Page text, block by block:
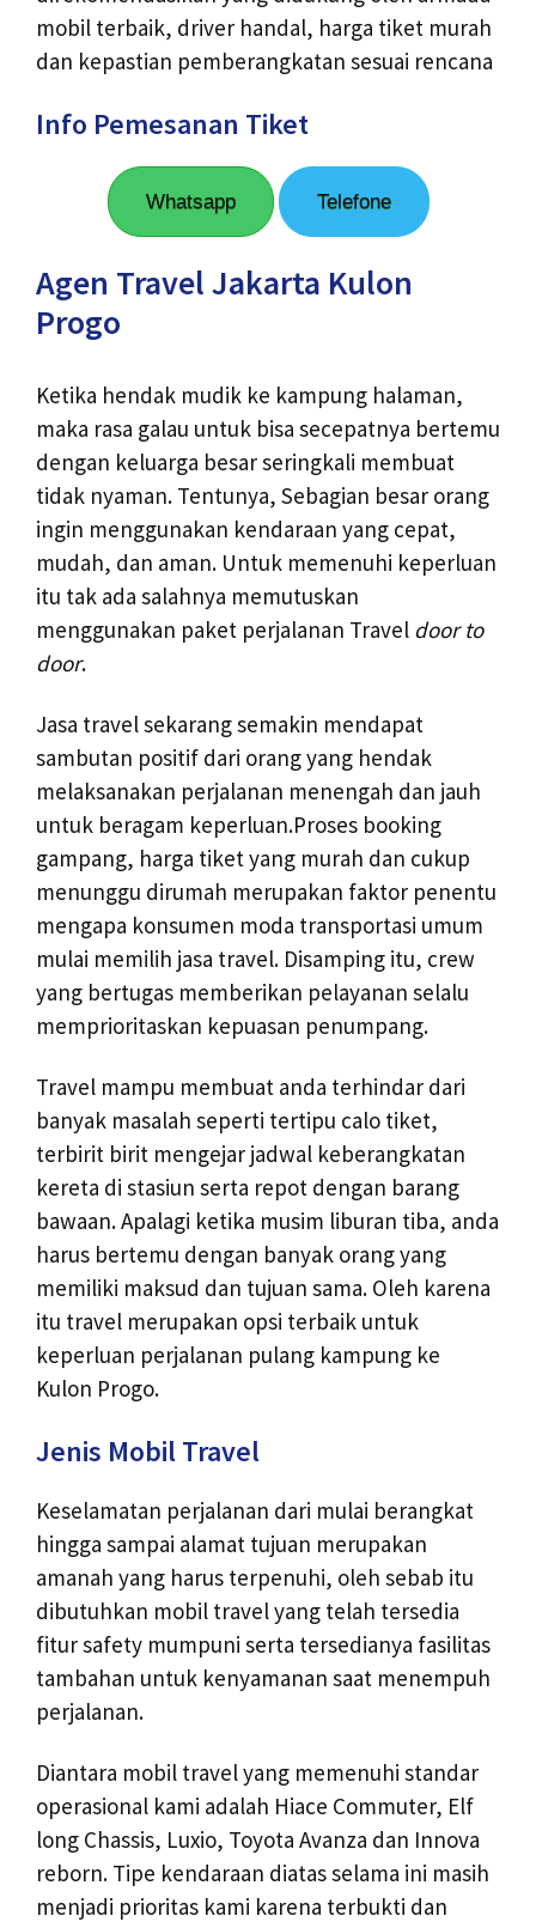
mobil terbaik, driver handal, harga tiket murah
dan kepastian pemberangkatan sesuai rencana
Info Pemesanan Tiket
Whatsapp Telefone
Agen Travel Jakarta Kulon
Progo
Ketika hendak mudik ke kampung halaman,
maka rasa galau untuk bisa secepatnya bertemu
dengan keluarga besar seringkali membuat
tidak nyaman. Tentunya, Sebagian besar orang
ingin menggunakan kendaraan yang cepat,
mudah, dan aman. Untuk memenuhi keperluan
itu tak ada salahnya memutuskan
menggunakan paket perjalanan Travel door to
door.
Jasa travel sekarang semakin mendapat
sambutan positif dari orang yang hendak
melaksanakan perjalanan menengah dan jauh
untuk beragam keperluan.Proses booking
gampang, harga tiket yang murah dan cukup
menunggu dirumah merupakan faktor penentu
mengapa konsumen moda transportasi umum
mulai memilih jasa travel. Disamping itu, crew
yang bertugas memberikan pelayanan selalu
memprioritaskan kepuasan penumpang.
Travel mampu membuat anda terhindar dari
banyak masalah seperti tertipu calo tiket,
terbirit birit mengejar jadwal keberangkatan
kereta di stasiun serta repot dengan barang
bawaan. Apalagi ketika musim liburan tiba, anda
harus bertemu dengan banyak orang yang
memiliki maksud dan tujuan sama. Oleh karena
itu travel merupakan opsi terbaik untuk
keperluan perjalanan pulang kampung ke
Kulon Progo.
Jenis Mobil Travel
Keselamatan perjalanan dari mulai berangkat
hingga sampai alamat tujuan merupakan
amanah yang harus terpenuhi, oleh sebab itu
dibutuhkan mobil travel yang telah tersedia
fitur safety mumpuni serta tersedianya fasilitas
tambahan untuk kenyamanan saat menempuh
perjalanan.
Diantara mobil travel yang memenuhi standar
operasional kami adalah Hiace Commuter, Elf
long Chassis, Luxio, Toyota Avanza dan Innova
reborn. Tipe kendaraan diatas selama ini masih
menjadi prioritas kami karena terbukti dan